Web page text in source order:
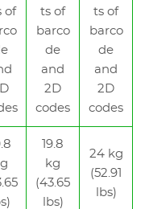
of
ts of
barco
de
and
2D
codes
ts of
barco
de
and
2D
codes
19.8
kg
(43.65
lbs)
24 kg
(52.91
lbs)